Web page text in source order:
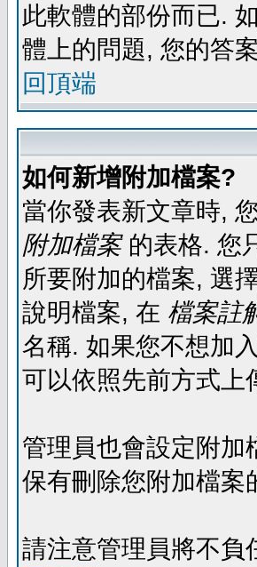
此軟體的部份而已.
體上的問題, 您的答
回頂端
如何新增附加檔案?
當你發表新文章時,
附加檔案的表格. 您
所要附加的檔案, 選
說明檔案, 在 檔案註
名稱. 如果您不想加
可以依照先前方式上
管理員也會設定附加
保有刪除您附加檔案
請注意管理員將不負